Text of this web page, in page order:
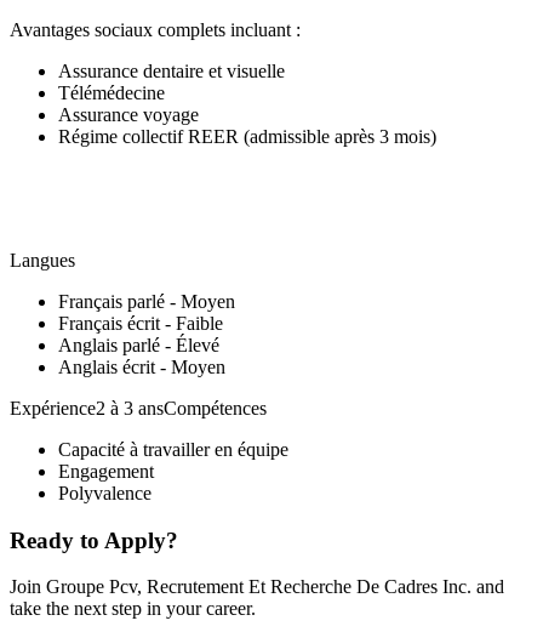
Avantages sociaux complets incluant :
Assurance dentaire et visuelle
Télémédecine
Assurance voyage
Régime collectif REER (admissible après 3 mois)
Langues
Français parlé - Moyen
Français écrit - Faible
Anglais parlé - Élevé
Anglais écrit - Moyen
Expérience2 à 3 ansCompétences
Capacité à travailler en équipe
Engagement
Polyvalence
Ready to Apply?
Join Groupe Pcv, Recrutement Et Recherche De Cadres Inc. and
take the next step in your career.